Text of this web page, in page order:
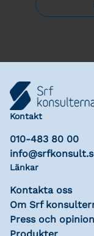
Kontakt
010-483 80 00
Länkar
Kontakta oss
Om Srf
Press och opinion